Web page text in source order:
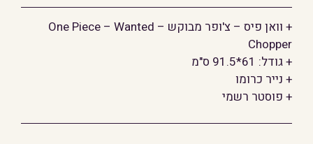
וואן
פיס
-
צ'ופר
מבוקש
+ וואן פיס – צ'ופר מבוקש – One Piece – Wanted
Chopper
+ גודל: 61*91.5 ס"מ
+ נייר כרומו
+ פוסטר רשמי